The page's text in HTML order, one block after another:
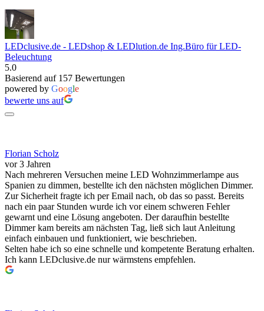
LEDclusive.de - LEDshop & LEDlution.de Ing.Büro für LED-
Beleuchtung
5.0
Basierend auf 157 Bewertungen
powered by Google
bewerte uns auf
Florian Scholz
vor 3 Jahren
Nach mehreren Versuchen meine LED Wohnzimmerlampe aus
Spanien zu dimmen, bestellte ich den nächsten möglichen Dimmer.
Zur Sicherheit fragte ich per Email nach, ob das so passt. Bereits
nach ein paar Stunden wurde ich vor einem schweren Fehler
gewarnt und eine Lösung angeboten. Der daraufhin bestellte
Dimmer kam bereits am nächsten Tag, ließ sich laut Anleitung
einfach einbauen und funktioniert, wie beschrieben.
Selten habe ich so eine schnelle und kompetente Beratung erhalten.
Ich kann LEDclusive.de nur wärmstens empfehlen.